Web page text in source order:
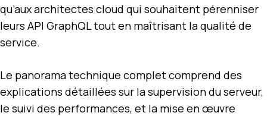
qu’aux architectes cloud qui souhaitent pérenniser
leurs API GraphQL tout en maîtrisant la qualité de
service.
Le panorama technique complet comprend des
explications détaillées sur la supervision du serveur,
le suivi des performances, et la mise en œuvre